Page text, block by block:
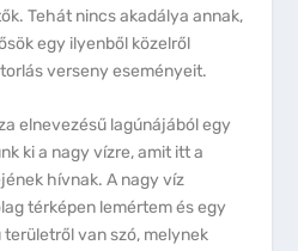
Tehát nincs akadálya annak,
egy ilyenből közelről
verseny eseményeit.
elnevezésű lagúnájából egy
ki a nagy vízre, amit itt a
hívnak. A nagy víz
térképen lemértem és egy
van szó, melynek